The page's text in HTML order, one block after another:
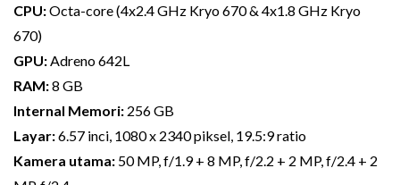
CPU:Octa-core (4x2.4 GHz Kryo 670 & 4x1.8 GHz Kryo
670)
GPU: Adreno 642L
RAM:8 GB
Internal Memori: 256 GB
Layar:6.57 inci, 1080 x 2340 piksel, 19.5:9 ratio
Kamera utama: 50 MP, f/1.9 + 8 MP, f/2.2 + 2 MP, f/2.4 + 2